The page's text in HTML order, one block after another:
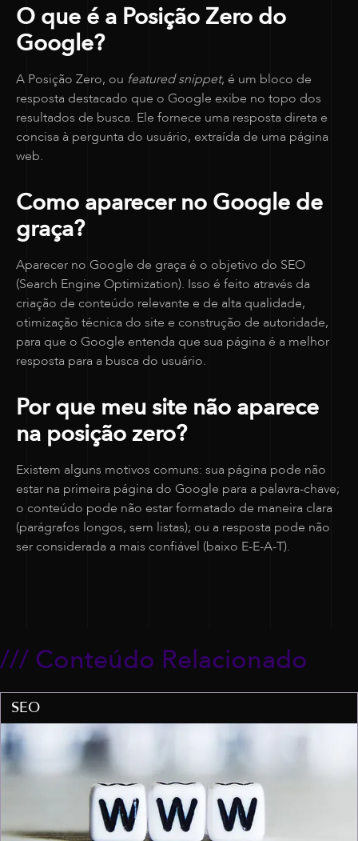
O que é a Posição Zero do
Google?
A Posição Zero, ou featured snippet, é um bloco de
resposta destacado que o Google exibe no topo dos
resultados de busca. Ele fornece uma resposta direta e
concisa à pergunta do usuário, extraída de uma página
web.
Como aparecer no Google de
graça?
Aparecer no Google de graça é o objetivo do SEO
(Search Engine Optimization). Isso é feito através da
criação de conteúdo relevante e de alta qualidade,
otimização técnica do site e construção de autoridade,
para que o Google entenda que sua página é a melhor
resposta para a busca do usuário.
Por que meu site não aparece
na posição zero?
Existem alguns motivos comuns: sua página pode não
estar na primeira página do Google para a palavra-chave;
o conteúdo pode não estar formatado de maneira clara
(parágrafos longos, sem listas); ou a resposta pode não
ser considerada a mais confiável (baixo E-E-A-T).
/// Conteúdo Relacionado
SEO